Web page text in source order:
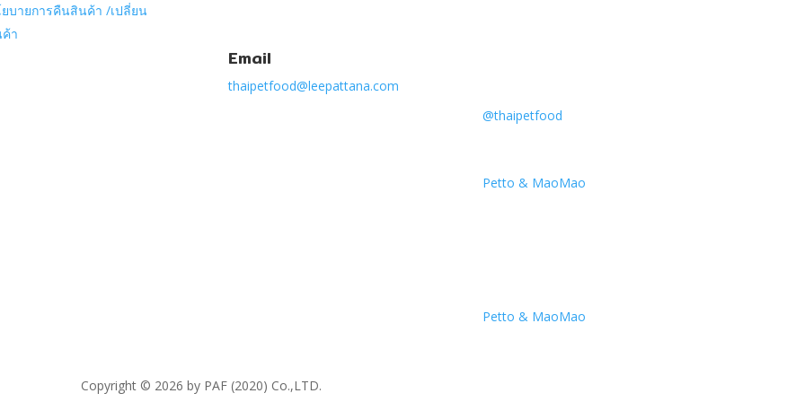
บายการคืนสินค้า /เปลี่ยน
า
Email
thaipetfood@leepattana.com
@thaipetfood
Petto & MaoMao
Petto & MaoMao
Copyright © 2026 by PAF (2020) Co.,LTD.